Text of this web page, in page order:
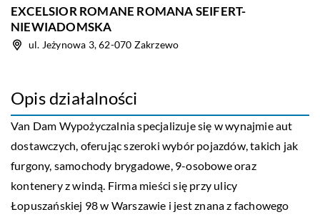
EXCELSIOR ROMANE ROMANA SEIFERT-
NIEWIADOMSKA
ul. Jeżynowa 3, 62-070 Zakrzewo
Opis działalności
Van Dam Wypożyczalnia specjalizuje się w wynajmie aut
dostawczych, oferując szeroki wybór pojazdów, takich jak
furgony, samochody brygadowe, 9-osobowe oraz
kontenery z windą. Firma mieści się przy ulicy
Łopuszańskiej 98 w Warszawie i jest znana z fachowego